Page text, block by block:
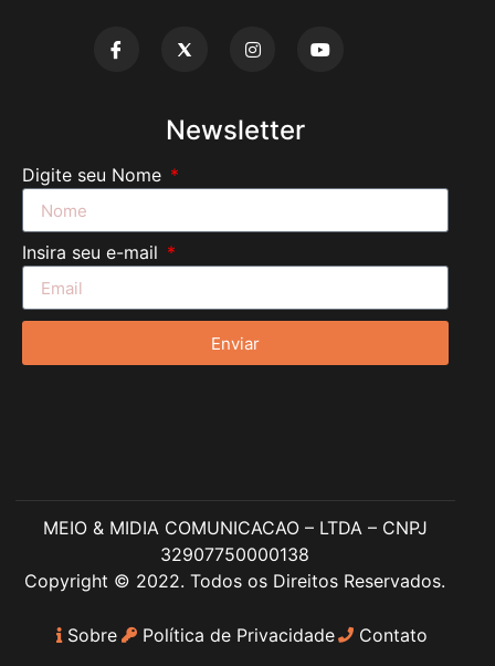
Newsletter
Digite seu Nome
Insira seu e-mail
Enviar
MEIO & MIDIA COMUNICACAO – LTDA – CNPJ
32907750000138
Copyright © 2022. Todos os Direitos Reservados.
Sobre Política de Privacidade Contato